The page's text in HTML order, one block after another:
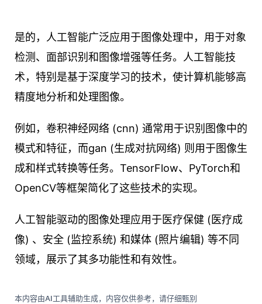
是的，人工智能广泛应用于图像处理中，用于对象
检测、面部识别和图像增强等任务。人工智能技
术，特别是基于深度学习的技术，使计算机能够高
精度地分析和处理图像。
例如，卷积神经网络 (cnn) 通常用于识别图像中的
模式和特征，而gan (生成对抗网络) 则用于图像生
成和样式转换等任务。TensorFlow、PyTorch和
OpenCV等框架简化了这些技术的实现。
人工智能驱动的图像处理应用于医疗保健 (医疗成
像) 、安全 (监控系统) 和媒体 (照片编辑) 等不同
领域，展示了其多功能性和有效性。
本内容由AI工具辅助生成，内容仅供参考，请仔细甄别